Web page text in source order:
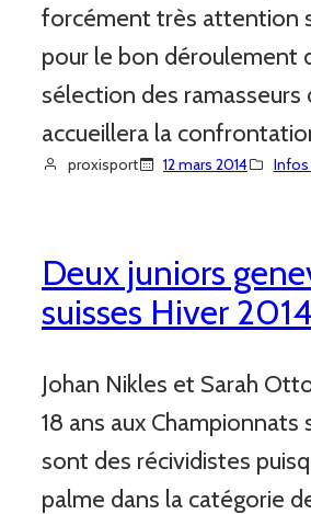
forcément très attention
pour le bon déroulement
sélection des ramasseurs
accueillera la
proxisport 12 mars 2014 Infos
Deux juniors
suisses Hiver 2014
Johan Nikles et Sarah
18 ans aux Championnats
sont des récividistes
palme dans la catégorie